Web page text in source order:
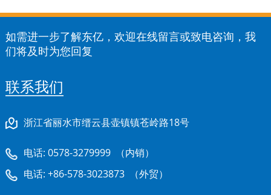
如需进一步了解东亿，欢迎在线留言或致电咨询，我
们将及时为您回复
联系我们
浙江省丽水市缙云县壶镇镇苍岭路18号
电话: 0578-3279999（内销）
电话: +86-578-3023873（外贸）